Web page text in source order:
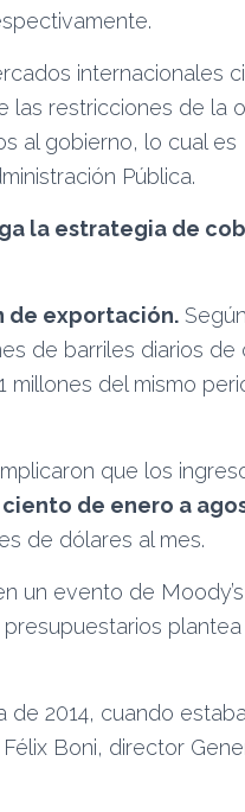
internacionales
las restricciones de la
al gobierno, lo cual es
Pública.
la estrategia de
de exportación.
de barriles diarios de
millones del mismo
que los
de enero a
de dólares al mes.
un evento de
de 2014, cuando
Boni, director